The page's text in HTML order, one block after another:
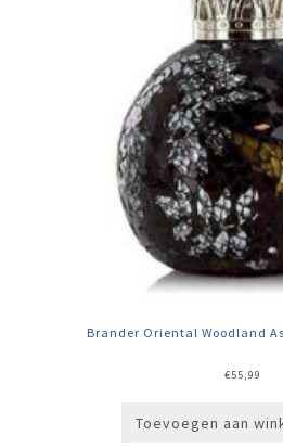
Brander Oriental Woodland
€55,99
Toevoegen aan